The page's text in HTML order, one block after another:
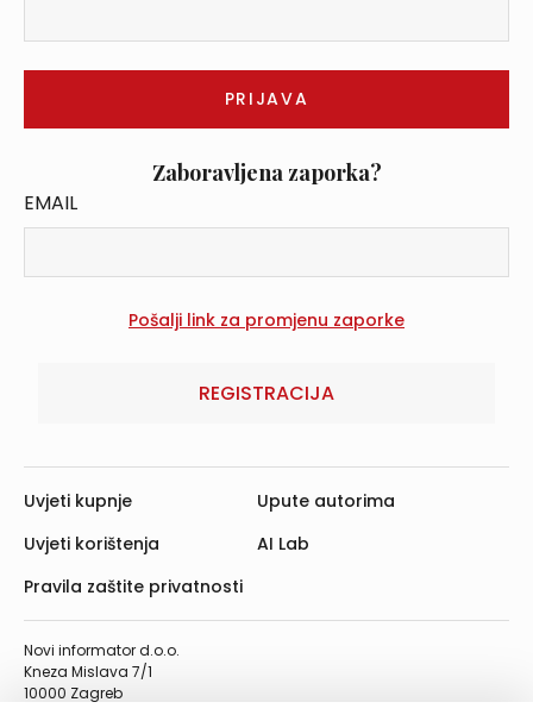
Zaboravljena zaporka?
EMAIL
REGISTRACIJA
Novi informator d.o.o.
Kneza Mislava 7/1
10000 Zagreb
Uvjeti kupnje
Uvjeti korištenja
Pravila zaštite privatnosti
Upute autorima
AI Lab